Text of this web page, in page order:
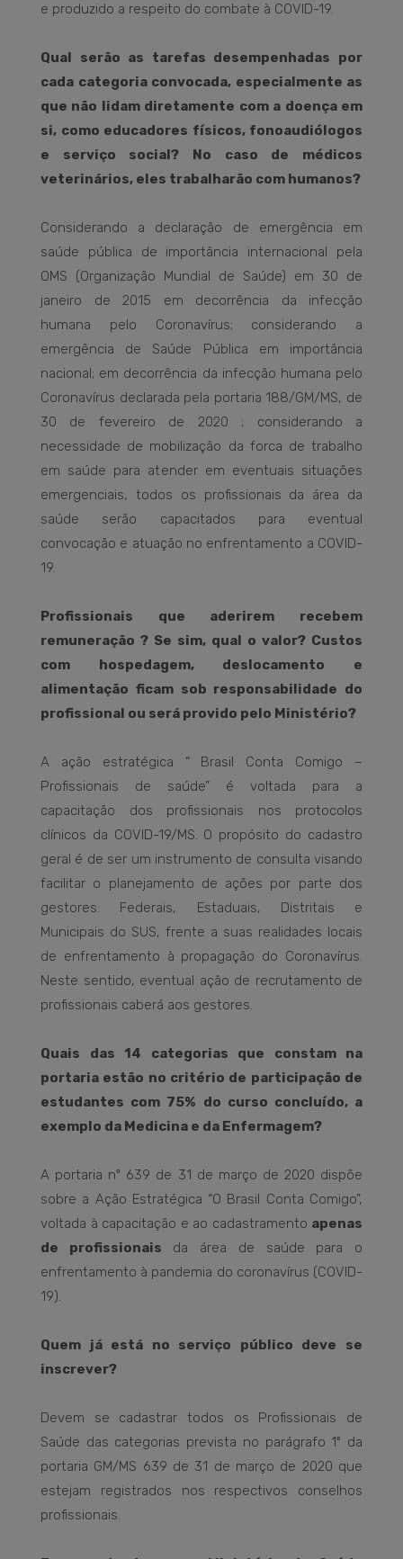
e produzido a respeito do combate à COVID-19.
Qual serão as tarefas desempenhadas por
cada categoria convocada, especialmente as
que não lidam diretamente com a doença em
si, como educadores físicos, fonoaudiólogos
e serviço social? No caso de médicos
veterinários, eles trabalharão com humanos?
Considerando a declaração de emergência em
saúde pública de importância internacional pela
OMS (Organização Mundial de Saúde) em 30 de
janeiro de 2015 em decorrência da infecção
humana pelo Coronavírus; considerando a
emergência de Saúde Pública em importância
nacional; em decorrência da infecção humana pelo
Coronavírus declarada pela portaria 188/GM/MS, de
30 de fevereiro de 2020 ; considerando a
necessidade de mobilização da forca de trabalho
em saúde para atender em eventuais situações
emergenciais, todos os profissionais da área da
saúde serão capacitados para eventual
convocação e atuação no enfrentamento a COVID-
19.
Profissionais que aderirem recebem
remuneração ? Se sim, qual o valor? Custos
com hospedagem, deslocamento e
alimentação ficam sob responsabilidade do
profissional ou será provido pelo Ministério?
A ação estratégica “ Brasil Conta Comigo –
Profissionais de saúde” é voltada para a
capacitação dos profissionais nos protocolos
clínicos da COVID-19/MS. O propósito do cadastro
geral é de ser um instrumento de consulta visando
facilitar o planejamento de ações por parte dos
gestores: Federais, Estaduais, Distritais e
Municipais do SUS, frente a suas realidades locais
de enfrentamento à propagação do Coronavírus.
Neste sentido, eventual ação de recrutamento de
profissionais caberá aos gestores.
Quais das 14 categorias que constam na
portaria estão no critério de participação de
estudantes com 75% do curso concluído, a
exemplo da Medicina e da Enfermagem?
A portaria nº 639 de 31 de março de 2020 dispõe
sobre a Ação Estratégica “O Brasil Conta Comigo”,
voltada à capacitação e ao cadastramento apenas
de profissionais da área de saúde para o
enfrentamento à pandemia do coronavírus (COVID-
19).
Quem já está no serviço público deve se
inscrever?
Devem se cadastrar todos os Profissionais de
Saúde das categorias prevista no parágrafo 1º da
portaria GM/MS 639 de 31 de março de 2020 que
estejam registrados nos respectivos conselhos
profissionais.